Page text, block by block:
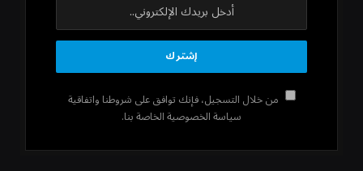
من خلال التسجيل، فإنك توافق على شروطنا واتفاقية
سياسة الخصوصية الخاصة بنا.